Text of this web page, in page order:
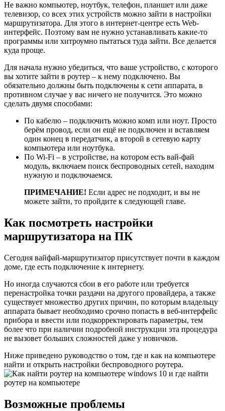
Не важно компьютер, ноутбук, телефон, планшет или даже
телевизор, со всех этих устройств можно зайти в настройки
маршрутизатора. Для этого в интернет-центре есть Web-
интерфейс. Поэтому вам не нужно устанавливать какие-то
программы или хитроумно пытаться туда зайти. Все делается
куда проще.
Для начала нужно убедиться, что ваше устройство, с которого
вы хотите зайти в роутер – к нему подключено. Вы
обязательно должны быть подключены к сети аппарата, в
противном случае у вас ничего не получится. Это можно
сделать двумя способами:
По кабелю – подключить можно комп или ноут. Просто
берём провод, если он ещё не подключен и вставляем
один конец в передатчик, а второй в сетевую карту
компьютера или ноутбука.
По Wi-Fi – в устройстве, на котором есть вай-фай
модуль, включаем поиск беспроводных сетей, находим
нужную и подключаемся.
ПРИМЕЧАНИЕ! Если адрес не подходит, и вы не
можете зайти, то пройдите к следующей главе.
Как посмотреть настройки
маршрутизатора на ПК
Сегодня вайфай-маршрутизатор присутствует почти в каждом
доме, где есть подключение к интернету.
Но иногда случаются сбои в его работе или требуется
перенастройка точки раздачи на другого провайдера, а также
существует множество других причин, по которым владельцу
аппарата бывает необходимо срочно попасть в веб-интерфейс
прибора и ввести или подкорректировать параметры, тем
более что при наличии подробной инструкции эта процедура
не вызовет больших сложностей даже у новичков.
Ниже приведено руководство о том, где и как на компьютере
найти и открыть настройки беспроводного роутера.
Возможные проблемы